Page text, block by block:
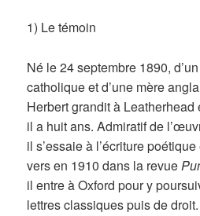
1) Le témoin
Né le 24 septembre 1890,
catholique et d’une mère
Herbert grandit à Leatherhead
il a huit ans. Admiratif de
il s’essaie à l’écriture
vers en 1910 dans la revue
il entre à Oxford pour y
lettres classiques puis de droit.